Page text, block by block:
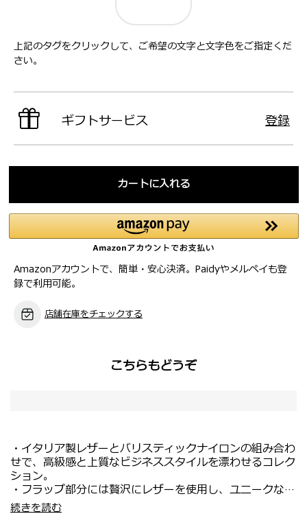
上記のタグをクリックして、ご希望の文字と文字色をご指定くだ
さい。
ギフトサービス 登録
カートに入れる
Amazonアカウントで、簡単・安心決済。Paidyやメルペイも登
録で利用可能。
店舗在庫をチェックする
こちらもどうぞ
・イタリア製レザーとバリスティックナイロンの組み合わ
せで、高級感と上質なビジネススタイルを漂わせるコレク
ション。
・フラップ部分には贅沢にレザーを使用し、ユニークなロ
ゴを組み合わせています。
・本体には高品質な2520デニールのバリスティックナイ
・小物を整理して収納可能なポケットを多数装備。
・外装にもポケットがあり移動中でも物の出し入れがスマ
続きを読む